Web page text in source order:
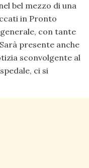
bel mezzo di una
in Pronto
con tante
presente anche
sconvolgente al
ci si